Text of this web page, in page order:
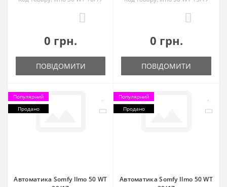
0 грн.
ПОВІДОМИТИ
0 грн.
ПОВІДОМИТИ
Популярний
Продано
Автоматика Somfy Ilmo 50 WT
Популярний
Продано
Автоматика Somfy Ilmo 50 WT